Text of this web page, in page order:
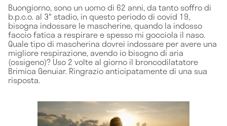
Buongiorno, sono un uomo di 62 anni, da tanto soffro di
b.p.c.o. al 3° stadio, in questo periodo di covid 19,
bisogna indossare le mascherine, quando la indosso
faccio fatica a respirare e spesso mi gocciola il naso.
Quale tipo di mascherina dovrei indossare per avere una
migliore respirazione, avendo io bisogno di aria
(ossigeno)? Uso 2 volte al giorno il broncodilatatore
Brimica Genuiar. Ringrazio anticipatamente di una sua
risposta.